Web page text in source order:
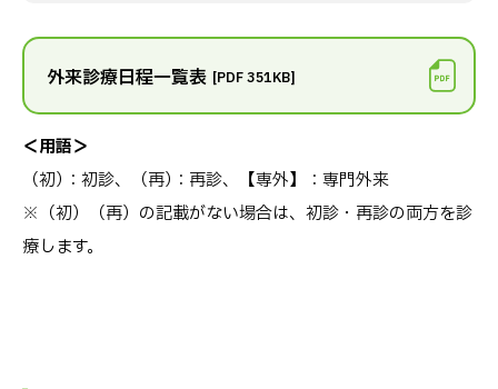
外来診療⽇程一覧表 [PDF 351KB]
＜用語＞
（初） ：初診、（再） ：再診、【専外】：専門外来
※（初）（再）の記載がない場合は、初診・再診の両方を診
療します。